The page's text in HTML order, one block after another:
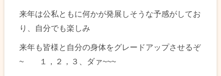
来年は公私ともに何かが発展しそうな予感がしてお
り、自分でも楽しみ
来年も皆様と自分の身体をグレードアップさせるぞ
~ １，２，３、ダァ~~~